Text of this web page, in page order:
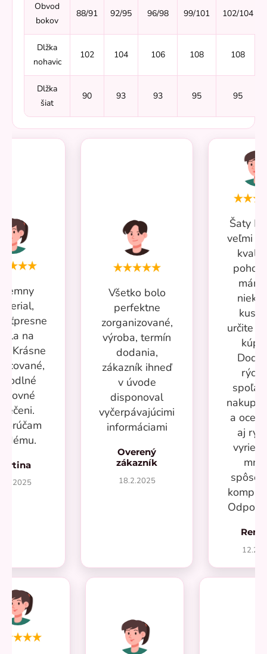
Obvod
bokov
88/91 92/95 96/98 99/101 102/104
Dlžka
nohavic
102 104 106 108 108
Dlžka
šiat
90 93 93 95 95
na
Krásne
Všetko bolo
perfektne
zorganizované,
výroba, termín
dodania,
zákazník ihneď
v úvode
disponoval
vyčerpávajúcimi
informáciami
Overený
zákazník
18.2.2025
Šaty
veľmi
mám
určite
a
aj